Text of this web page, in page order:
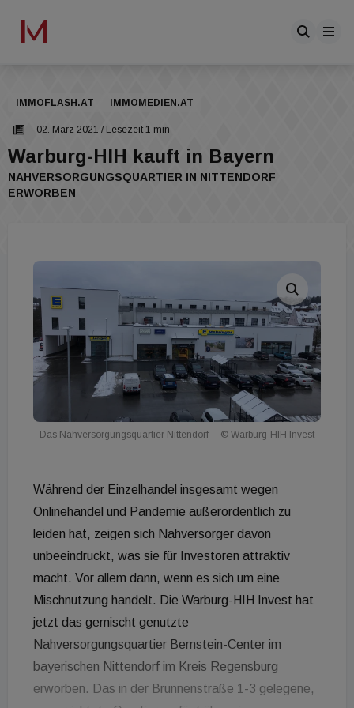
IMMOFLASH.AT IMMOMEDIEN.AT
02. März 2021 / Lesezeit 1 min
Warburg-HIH kauft in Bayern
NAHVERSORGUNGSQUARTIER IN NITTENDORF
ERWORBEN
Das Nahversorgungsquartier Nittendorf © Warburg-HIH Invest
Während der Einzelhandel insgesamt wegen
Onlinehandel und Pandemie außerordentlich zu
leiden hat, zeigen sich Nahversorger davon
unbeeindruckt, was sie für Investoren attraktiv
macht. Vor allem dann, wenn es sich um eine
Mischnutzung handelt. Die Warburg-HIH Invest hat
jetzt das gemischt genutzte
Nahversorgungsquartier Bernstein-Center im
bayerischen Nittendorf im Kreis Regensburg
erworben. Das in der Brunnenstraße 1-3 gelegene,